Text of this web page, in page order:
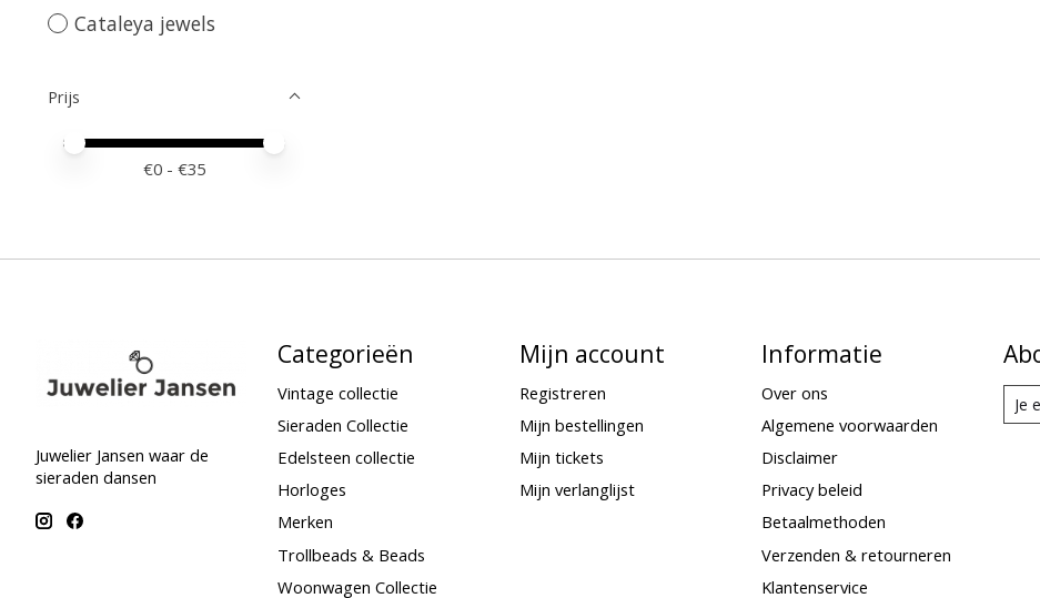
Cataleya jewels
Prijs
Minimale prijswaarde
Price maximum value
€0 - €35
Juwelier Jansen waar de
sieraden dansen
Categorieën
Vintage collectie
Sieraden Collectie
Edelsteen collectie
Horloges
Merken
Trollbeads & Beads
Woonwagen Collectie
Mijn account
Registreren
Mijn bestellingen
Mijn tickets
Mijn verlanglijst
Informatie
Over ons
Algemene voorwaarden
Disclaimer
Privacy beleid
Betaalmethoden
Verzenden & retourneren
Klantenservice